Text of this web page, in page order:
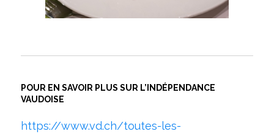
POUR EN SAVOIR PLUS SUR L’INDÉPENDANCE
VAUDOISE
https://www.vd.ch/toutes-les-